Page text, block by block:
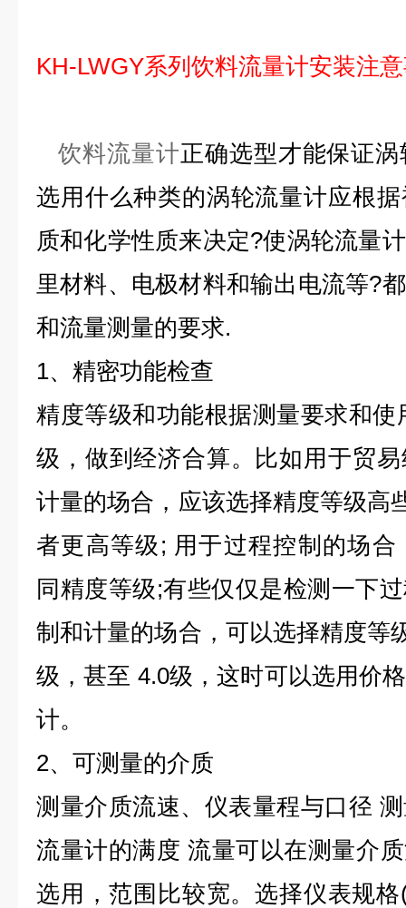
KH-LWGY系列饮料流量计安装注
饮料流量计正确选型才能保证
选用什么种类的涡轮流量计应根
质和化学性质来决定?使涡轮流量
里材料、电极材料和输出电流等?
和流量测量的要求.
1、精密功能检查
精度等级和功能根据测量要求和
级，做到经济合算。比如用于贸
计量的场合，应该选择精度等级高
者更高等级; 用于过程控制的场
同精度等级;有些仅仅是检测一下
制和计量的场合，可以选择精度等
级，甚至 4.0级，这时可以选用价
计。
2、可测量的介质
测量介质流速、仪表量程与口径
流量计的满度 流量可以在测量介
选用，范围比较宽。选择仪表规